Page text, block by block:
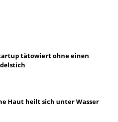
tätowiert ohne einen
Haut heilt sich unter Wasser